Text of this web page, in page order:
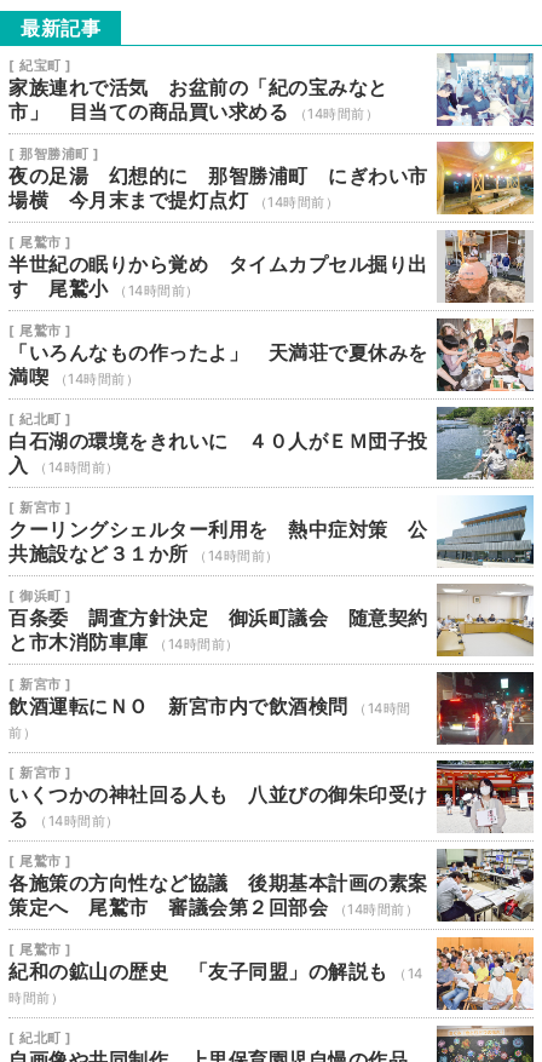
最新記事
[ 紀宝町 ]
家族連れで活気 お盆前の「紀の宝みなと
市」 目当ての商品買い求める
（14時間前）
[ 那智勝浦町 ]
夜の足湯 幻想的に 那智勝浦町 にぎわい市
場横 今月末まで提灯点灯
（14時間前）
[ 尾鷲市 ]
半世紀の眠りから覚め タイムカプセル掘り出
す 尾鷲小
（14時間前）
[ 尾鷲市 ]
「いろんなもの作ったよ」 天満荘で夏休みを
満喫
（14時間前）
[ 紀北町 ]
白石湖の環境をきれいに ４０人がＥＭ団子投
入
（14時間前）
[ 新宮市 ]
クーリングシェルター利用を 熱中症対策 公
共施設など３１か所
（14時間前）
[ 御浜町 ]
百条委 調査方針決定 御浜町議会 随意契約
と市木消防車庫
（14時間前）
[ 新宮市 ]
飲酒運転にＮＯ 新宮市内で飲酒検問
（14時間
前）
[ 新宮市 ]
いくつかの神社回る人も 八並びの御朱印受け
る
（14時間前）
[ 尾鷲市 ]
各施策の方向性など協議 後期基本計画の素案
策定へ 尾鷲市 審議会第２回部会
（14時間前）
[ 尾鷲市 ]
紀和の鉱山の歴史 「友子同盟」の解説も
（14
時間前）
[ 紀北町 ]